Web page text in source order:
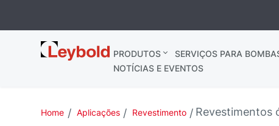
Leybold
Brasil
PRODUTOS SERVIÇOS PARA
NOTÍCIAS E EVENTOS
Home Aplicações Revestimento Revestimentos